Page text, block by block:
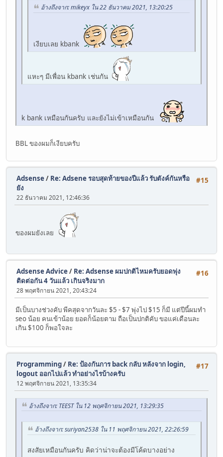
อ้างถึงจาก: mikeyx ใน 22 ธันวาคม 2021, 13:20:25
เงียบเลย kbank
แหะๆ มีเพื่อน kbank เช่นกัน
k bank เหมือนกันครับ และยังไม่เข้าเหมือนกัน
BBL ของผมก็เงียบครับ
#15
Adsense/ Re: Adsene รอบสุดท้ายของปีแล้ว รับตังค์กันหรือ
ยัง
22 ธันวาคม 2021, 12:46:36
ของผมยังเลย
#16
Adsense Advice/ Re: Adsense ผมปกติไหมครับยอดพุ่ง
ติดต่อกัน 4 วันแล้ว เกินจริงมาก
28 พฤศจิกายน 2021, 20:43:24
มีเป็นบางช่วงคับ พีคสุดจากวันละ $5 - $7 พุ่งไป $15 ก็มี แต่ปีนี้ผมทำ
seo น้อย คนเข้าน้อย ยอดก็น้อยตาม ถือเป็นปกติคับ ขอแค่เดือนละ
เกิน $100 ก็พอใจละ
#17
Programming/ Re: ป้องกันการ back กลับ หลังจาก login,
logout ออกไปแล้ว ทำอย่างไรบ้างครับ
12 พฤศจิกายน 2021, 13:35:34
อ้างถึงจาก: TEEST ใน 12 พฤศจิกายน 2021, 13:29:35
อ้างถึงจาก: suriyan2538 ใน 11 พฤศจิกายน 2021, 22:26:59
สงสัยเหมือนกันครับ คิดว่าน่าจะต้องมีโค้ดบางอย่าง